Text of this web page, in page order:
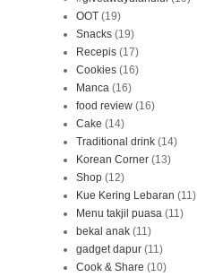
OOT (19)
Snacks (19)
Recepis (17)
Cookies (16)
Manca (16)
food review (16)
Cake (14)
Traditional drink (14)
Korean Corner (13)
Shop (12)
Kue Kering Lebaran (11)
Menu takjil puasa (11)
bekal anak (11)
gadget dapur (11)
Cook & Share (10)